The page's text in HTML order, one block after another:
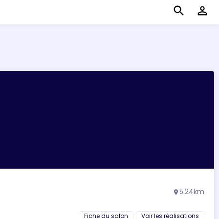
search perm_identity
location_on 5.24km
Fiche du salon Voir les réalisations